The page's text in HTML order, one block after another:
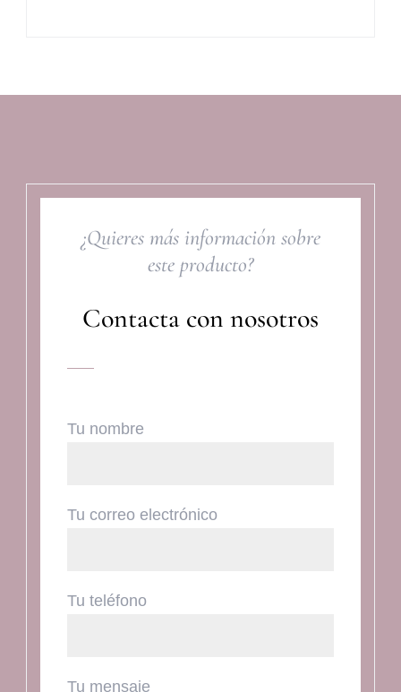
¿Quieres más información sobre
este producto?
Contacta con nosotros
Tu nombre
Tu correo electrónico
Tu teléfono
Tu mensaje